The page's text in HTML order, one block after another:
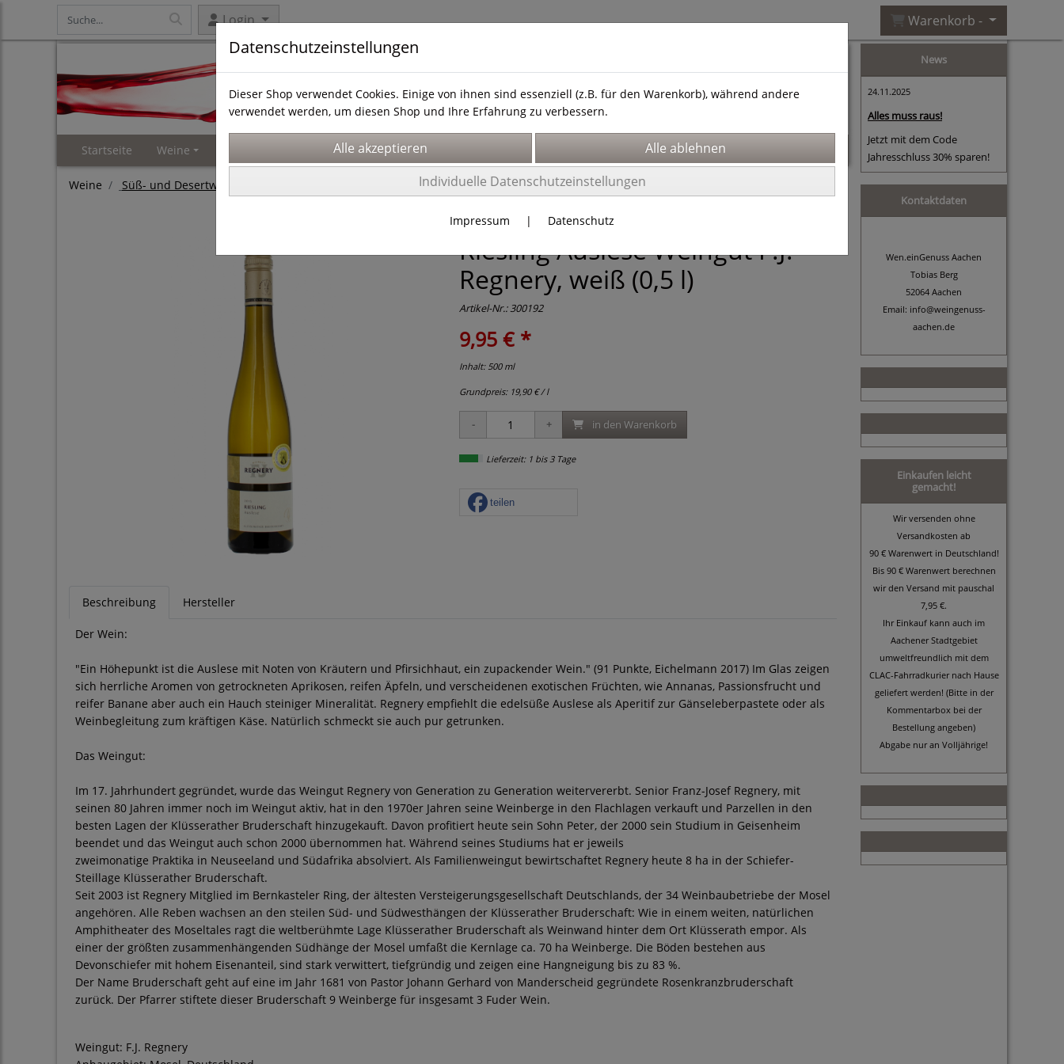
Login Warenkorb -
Startseite Weine Events & Service Hier finden Sie uns!
Weine Süß- und Desertweine
Riesling Auslese Weingut F.J.
Regnery, weiß (0,5 l)
Artikel-Nr.:300192
9,95 € *
Inhalt: 500 ml
Grundpreis: 19,90 € / l
in den Warenkorb
Lieferzeit: 1 bis 3 Tage
teilen
Beschreibung Hersteller
Der Wein:
"Ein Höhepunkt ist die Auslese mit Noten von Kräutern und Pfirsichhaut, ein zupackender Wein." (91 Punkte, Eichelmann 2017) Im Glas zeigen
sich herrliche Aromen von getrockneten Aprikosen, reifen Äpfeln, und verscheidenen exotischen Früchten, wie Annanas, Passionsfrucht und
reifer Banane aber auch ein Hauch steiniger Mineralität. Regnery empfiehlt die edelsüße Auslese als Aperitif zur Gänseleberpastete oder als
Weinbegleitung zum kräftigen Käse. Natürlich schmeckt sie auch pur getrunken.
Das Weingut:
Im 17. Jahrhundert gegründet, wurde das Weingut Regnery von Generation zu Generation weitervererbt. Senior Franz-Josef Regnery, mit
seinen 80 Jahren immer noch im Weingut aktiv, hat in den 1970er Jahren seine Weinberge in den Flachlagen verkauft und Parzellen in den
besten Lagen der Klüsserather Bruderschaft hinzugekauft. Davon profitiert heute sein Sohn Peter, der 2000 sein Studium in Geisenheim
beendet und das Weingut auch schon 2000 übernommen hat. Während seines Studiums hat er jeweils
zweimonatige Praktika in Neuseeland und Südafrika absolviert. Als Familienweingut bewirtschaftet Regnery heute 8 ha in der Schiefer-
Steillage Klüsserather Bruderschaft.
Seit 2003 ist Regnery Mitglied im Bernkasteler Ring, der ältesten Versteigerungsgesellschaft Deutschlands, der 34 Weinbaubetriebe der Mosel
angehören. Alle Reben wachsen an den steilen Süd- und Südwesthängen der Klüsserather Bruderschaft: Wie in einem weiten, natürlichen
Amphitheater des Moseltales ragt die weltberühmte Lage Klüsserather Bruderschaft als Weinwand hinter dem Ort Klüsserath empor. Als
einer der größten zusammenhängenden Südhänge der Mosel umfaßt die Kernlage ca. 70 ha Weinberge. Die Böden bestehen aus
Devonschiefer mit hohem Eisenanteil, sind stark verwittert, tiefgründig und zeigen eine Hangneigung bis zu 83 %.
Der Name Bruderschaft geht auf eine im Jahr 1681 von Pastor Johann Gerhard von Manderscheid gegründete Rosenkranzbruderschaft
zurück. Der Pfarrer stiftete dieser Bruderschaft 9 Weinberge für insgesamt 3 Fuder Wein.
Weingut: F.J. Regnery
News
24.11.2025
Alles muss raus!
Jetzt mit dem Code
Jahresschluss 30% sparen!
Kontaktdaten
Wen.einGenuss Aachen
Tobias Berg
52064 Aachen
Email: info@weingenuss-
aachen.de
Einkaufen leicht
gemacht!
Wir versenden ohne
Versandkosten ab
90 € Warenwert in Deutschland!
Bis 90 € Warenwert berechnen
wir den Versand mit pauschal
7,95 €.
Ihr Einkauf kann auch im
Aachener Stadtgebiet
umweltfreundlich mit dem
CLAC-Fahrradkurier nach Hause
geliefert werden! (Bitte in der
Kommentarbox bei der
Bestellung angeben)
Abgabe nur an Volljährige!
Datenschutzeinstellungen
Dieser Shop verwendet Cookies. Einige von ihnen sind essenziell (z.B. für den Warenkorb), während andere
verwendet werden, um diesen Shop und Ihre Erfahrung zu verbessern.
Individuelle Datenschutzeinstellungen
Impressum | Datenschutz